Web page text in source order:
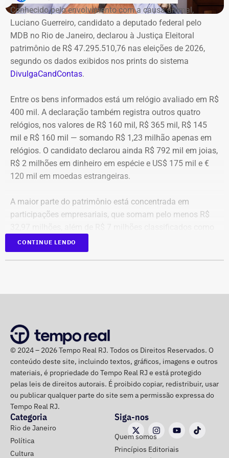
considerado um dos “palácios cinematográficos” do
subúrbio. Agora, com a posse do poder público, a Prefeitura
do Rio iniciará a elaboração dos projetos executivos e o
processo licitatório para o início das obras.
Um dos principais choques do exercício veio do setor
financeiro. A Cedae mantinha R$ 222,8 milhões aplicados
em Certificados de Depósito Bancário (CDBs) emitidos
pelo Banco Master. Em 18 de novembro de 2025, após a
decretação da liquidação extrajudicial do Master pelo
foram suspensos e a estatal perdeu o acesso imediato
aos recursos aplicados.
A administração informou ter avaliado a possibilidade de
recuperação do crédito levando em consideração a ordem
de preferência dos credores, o histórico de recuperações
em casos semelhantes e a posição ocupada pela Cedae
postura conservadora, optou por reconhecer a perda
integral do valor mediante a constituição de provisão
A perda foi registrada integralmente em 2025, embora a
Central.
Acordos judiciais crescem mais de
1.500% em um ano
Outro vetor de pressão apareceu na rubrica de despesas
administrativas. Os gastos classificados como acordos
judiciais saltaram de R$ 17,5 milhões, em 2024, para R$
292,8 milhões em 2025.
A alta foi de aproximadamente 1.576% em apenas um
ano.
Conhecido pelo envolvimento com a causa animal,
Luciano Guerreiro, candidato a deputado federal pelo
MDB no Rio de Janeiro, declarou à Justiça Eleitoral
patrimônio de R$ 47.295.510,76 nas eleições de 2026,
segundo os dados exibidos nos prints do sistema
DivulgaCandContas.
Entre os bens informados está um relógio avaliado em R$
400 mil. A declaração também registra outros quatro
relógios, nos valores de R$ 160 mil, R$ 365 mil, R$ 145
mil e R$ 160 mil — somando R$ 1,23 milhão apenas em
relógios. O candidato declarou ainda R$ 792 mil em joias,
R$ 2 milhões em dinheiro em espécie e US$ 175 mil e €
120 mil em moedas estrangeiras.
A maior parte do patrimônio está concentrada em
participações empresariais, que somam pelo menos R$
“valores de diversos créditos”. Também aparecem na
relação imóveis, incluindo uma cobertura declarada por
CONTINUE LENDO
© 2024 – 2026 Tempo Real RJ. Todos os Direitos Reservados. O
conteúdo deste site, incluindo textos, gráficos, imagens e outros
materiais, é propriedade do Tempo Real RJ e está protegido
pelas leis de direitos autorais. É proibido copiar, redistribuir, usar
ou publicar qualquer parte do site sem a permissão expressa do
Tempo Real RJ.
Categoria
Rio de Janeiro
Política
Cultura
Siga-nos
Quem somos
Princípios Editoriais